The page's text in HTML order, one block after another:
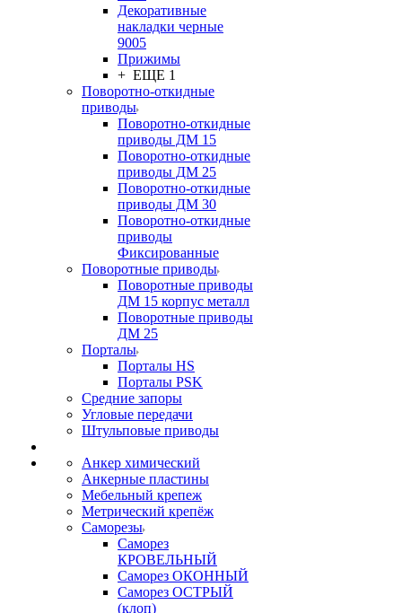
Декоративные
накладки черные
9005
Прижимы
+ ЕЩЕ 1
Поворотно-откидные
приводы
Поворотно-откидные
приводы ДМ 15
Поворотно-откидные
приводы ДМ 25
Поворотно-откидные
приводы ДМ 30
Поворотно-откидные
приводы
Фиксированные
Поворотные приводы
Поворотные приводы
ДМ 15 корпус металл
Поворотные приводы
ДМ 25
Порталы
Порталы HS
Порталы PSK
Средние запоры
Угловые передачи
Штульповые приводы
Анкер химический
Анкерные пластины
Мебельный крепеж
Метрический крепёж
Саморезы
Саморез
КРОВЕЛЬНЫЙ
Саморез ОКОННЫЙ
Саморез ОСТРЫЙ
(клоп)